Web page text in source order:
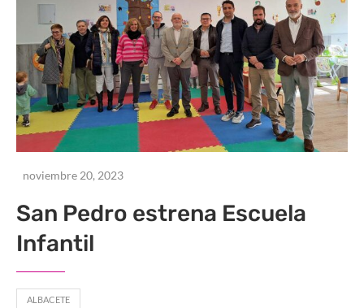
noviembre 20, 2023
San Pedro estrena Escuela
Infantil
ALBACETE